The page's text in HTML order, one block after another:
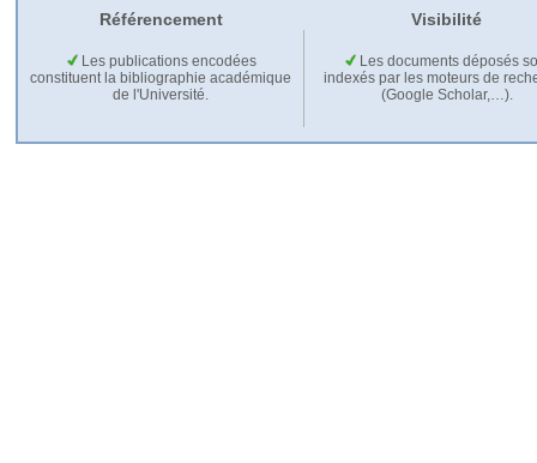
Référencement Visibilité
Les publications encodées
constituent la bibliographie académique
de l'Université.
Les documents déposés
indexés par les moteurs de
(Google Scholar,…).